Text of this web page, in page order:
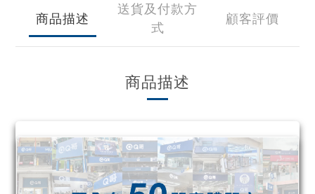
商品描述
送貨及付款方
式
顧客評價
商品描述